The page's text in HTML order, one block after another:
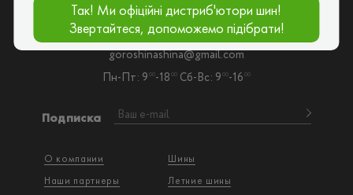
О компании
Наши партнеры
Шины
Летние шины
Подписка
Киев, ул. Садовая, 70-110
Пн-Пт: 9 00-18 00 Сб-Вс: 9 00-16 00
goroshinashina@gmail.com
Так! Ми офіційні дистриб'ютори шин!
Звертайтеся, допоможемо підібрати!